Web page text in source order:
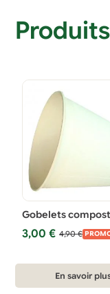
Gobelets
4,90€
Le
4,90 €.
3,00€
Le
3,00 €.
En savoir